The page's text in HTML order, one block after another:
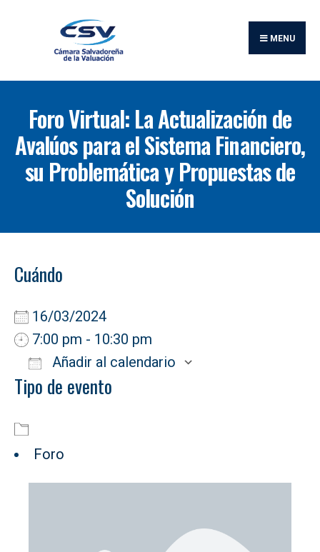
MENU
Foro Virtual: La Actualización de
Avalúos para el Sistema Financiero,
su Problemática y Propuestas de
Solución
Cuándo
16/03/2024
7:00 pm - 10:30 pm
Añadir al calendario
Descargar ICS
Tipo de evento
Foro